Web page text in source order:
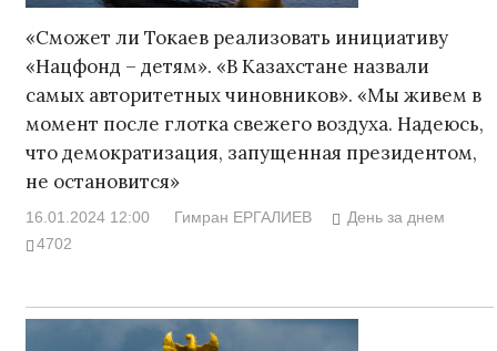
«Сможет ли Токаев реализовать инициативу
«Нацфонд – детям». «В Казахстане назвали
самых авторитетных чиновников». «Мы живем в
момент после глотка свежего воздуха. Надеюсь,
что демократизация, запущенная президентом,
не остановится»
16.01.2024 12:00 Гимран ЕРГАЛИЕВ
День за днем
4702